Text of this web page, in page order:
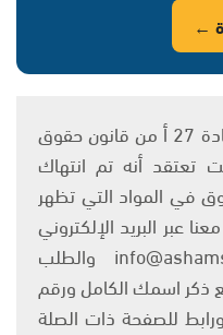
←
يتم الاستخدام المواد وفقًا للمادة 27 أ من قانون حقوق
2007، وإن كنت تعتقد أنه تم انتهاك
في المواد التي تظهر
عبر البريد الإلكتروني
على العنوان التالي: info@ashams.com والطلب
ذكر اسمك الكامل ورقم
للصفحة ذات الصلة